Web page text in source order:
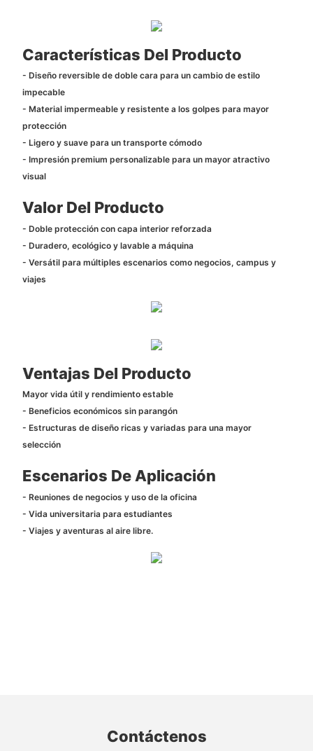
Características Del Producto
- Diseño reversible de doble cara para un cambio de estilo
impecable
- Material impermeable y resistente a los golpes para mayor
protección
- Ligero y suave para un transporte cómodo
- Impresión premium personalizable para un mayor atractivo
visual
Valor Del Producto
- Doble protección con capa interior reforzada
- Duradero, ecológico y lavable a máquina
- Versátil para múltiples escenarios como negocios, campus y
viajes
Ventajas Del Producto
Mayor vida útil y rendimiento estable
- Beneficios económicos sin parangón
- Estructuras de diseño ricas y variadas para una mayor
selección
Escenarios De Aplicación
- Reuniones de negocios y uso de la oficina
- Vida universitaria para estudiantes
- Viajes y aventuras al aire libre.
Contáctenos